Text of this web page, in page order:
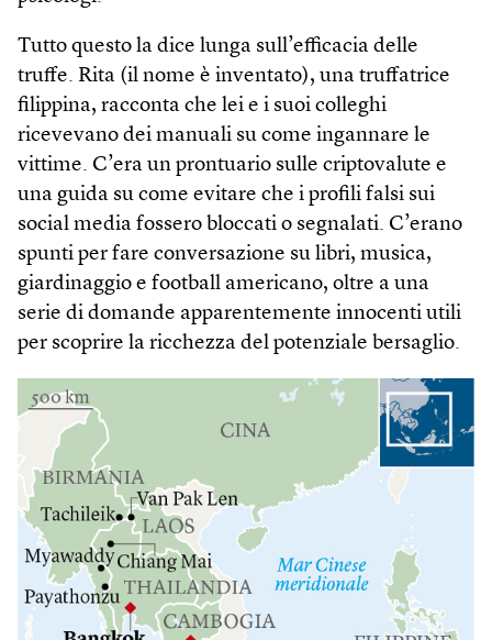
Tutto questo la dice lunga sull’efficacia delle
truffe. Rita (il nome è inventato), una truffatrice
filippina, racconta che lei e i suoi colleghi
ricevevano dei manuali su come ingannare le
vittime. C’era un prontuario sulle criptovalute e
una guida su come evitare che i profili falsi sui
social media fossero bloccati o segnalati. C’erano
spunti per fare conversazione su libri, musica,
giardinaggio e football americano, oltre a una
serie di domande apparentemente innocenti utili
per scoprire la ricchezza del potenziale bersaglio.